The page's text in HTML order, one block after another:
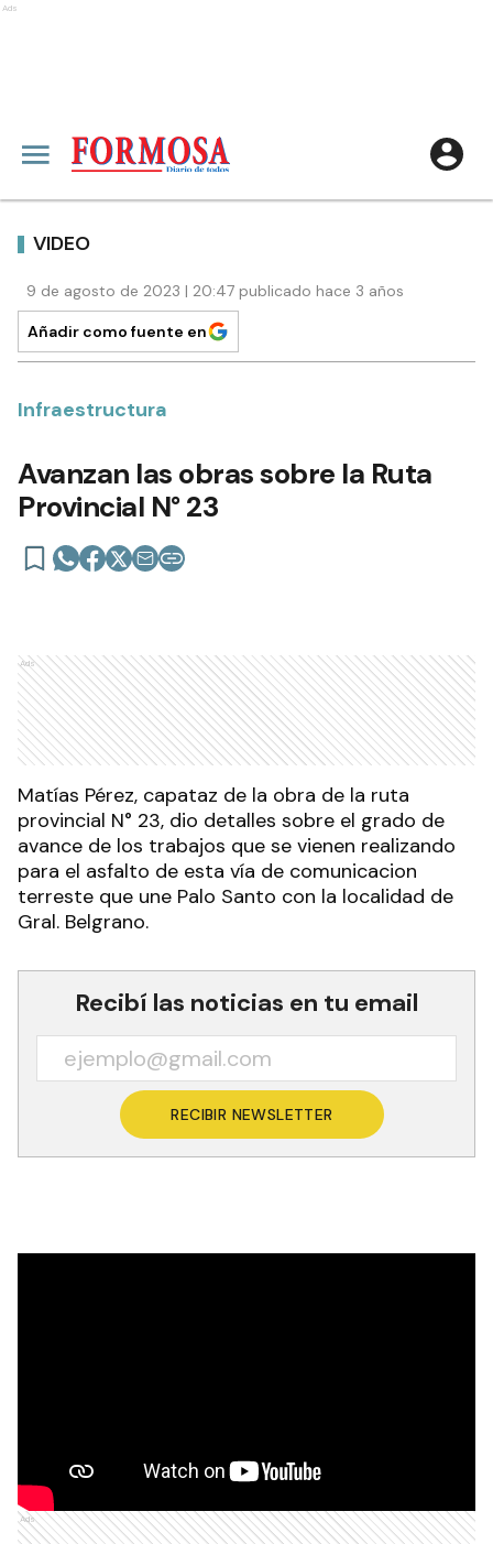
Ads
VIDEO
9 de agosto de 2023 | 20:47 publicado hace 3 años
Añadir como fuente en
Infraestructura
Avanzan las obras sobre la Ruta
Provincial N° 23
Ads
Matías Pérez, capataz de la obra de la ruta
provincial N° 23, dio detalles sobre el grado de
avance de los trabajos que se vienen realizando
para el asfalto de esta vía de comunicacion
terreste que une Palo Santo con la localidad de
Gral. Belgrano.
Recibí las noticias en tu email
RECIBIR NEWSLETTER
Ads